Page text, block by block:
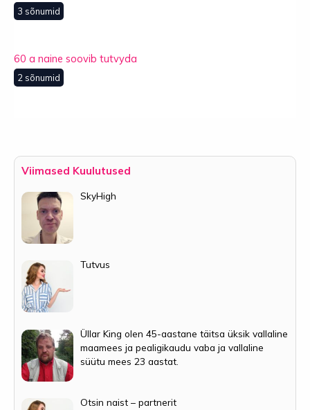
3 sõnumid
60 a naine soovib tutvyda
2 sõnumid
Viimased Kuulutused
SkyHigh
Tutvus
Üllar King olen 45-aastane täitsa üksik vallaline
maamees ja pealigikaudu vaba ja vallaline
süütu mees 23 aastat.
Otsin naist – partnerit